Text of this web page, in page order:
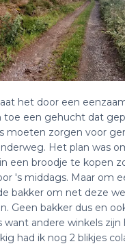
het door een
toe een gehucht dat
moeten zorgen voor
Het plan was
een broodje te kopen
's middags. Maar om
bakker om net deze
Geen bakker dus en
want andere winkels zijn
had ik nog 2 blikjes